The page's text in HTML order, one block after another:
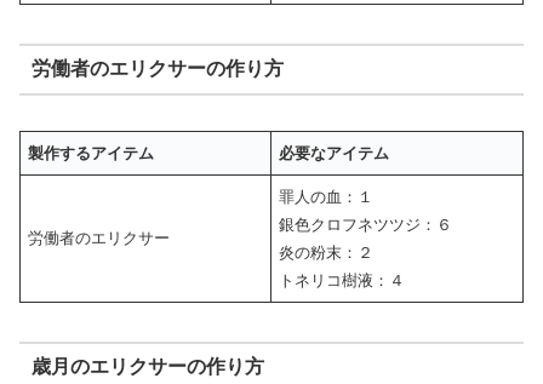
労働者のエリクサーの作り方
製作するアイテム 必要なアイテム
労働者のエリクサー
罪人の血：１
銀色クロフネツツジ：６
炎の粉末：２
トネリコ樹液：４
歳月のエリクサーの作り方